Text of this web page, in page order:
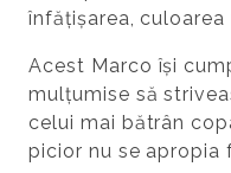
înfățișarea,
Acest Marco își
mulțumise să
celui mai bătrân
picior nu se apropia